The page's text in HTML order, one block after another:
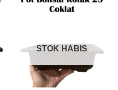
STOK HABIS